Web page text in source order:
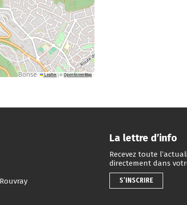
Leaflet |© OpenStreetMap
La lettre d’info
Recevez toute
directement dans
S’INSCRIRE